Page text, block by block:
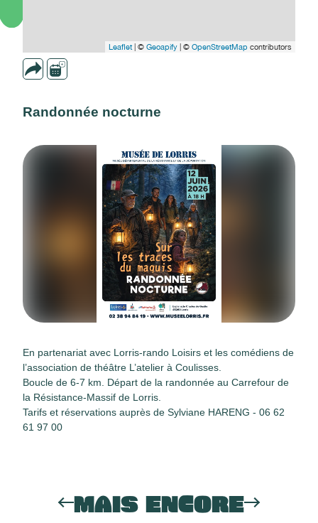
Leaflet| © Geoapify | © OpenStreetMap contributors
Randonnée nocturne
En partenariat avec Lorris-rando Loisirs et les comédiens de
l’association de théâtre L’atelier à Coulisses.
Boucle de 6-7 km. Départ de la randonnée au Carrefour de
la Résistance-Massif de Lorris.
Tarifs et réservations auprès de Sylviane HARENG - 06 62
61 97 00
MAIS ENCORE